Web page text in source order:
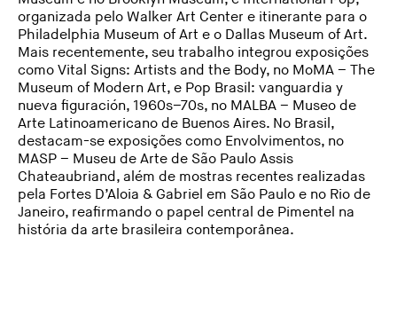
organizada pelo Walker Art Center e itinerante para o
Philadelphia Museum of Art e o Dallas Museum of Art.
Mais recentemente, seu trabalho integrou exposições
como Vital Signs: Artists and the Body, no MoMA – The
Museum of Modern Art, e Pop Brasil: vanguardia y
nueva figuración, 1960s–70s, no MALBA – Museo de
Arte Latinoamericano de Buenos Aires. No Brasil,
destacam-se exposições como Envolvimentos, no
MASP – Museu de Arte de São Paulo Assis
Chateaubriand, além de mostras recentes realizadas
pela Fortes D’Aloia & Gabriel em São Paulo e no Rio de
Janeiro, reafirmando o papel central de Pimentel na
história da arte brasileira contemporânea.